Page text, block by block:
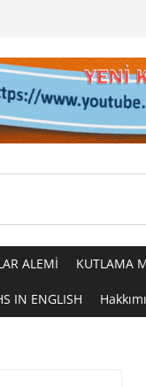
ALEMİ KUTLAMA
IN ENGLISH